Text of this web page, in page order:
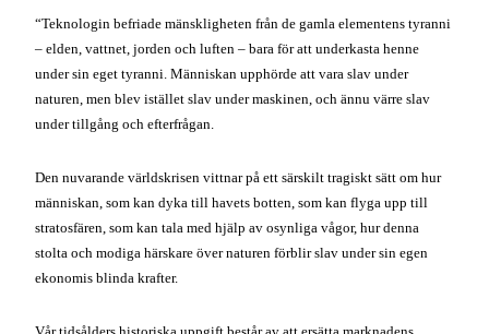
“Teknologin befriade mänskligheten från de gamla elementens tyranni
– elden, vattnet, jorden och luften – bara för att underkasta henne
under sin eget tyranni. Människan upphörde att vara slav under
naturen, men blev istället slav under maskinen, och ännu värre slav
under tillgång och efterfrågan.
Den nuvarande världskrisen vittnar på ett särskilt tragiskt sätt om hur
människan, som kan dyka till havets botten, som kan flyga upp till
stratosfären, som kan tala med hjälp av osynliga vågor, hur denna
stolta och modiga härskare över naturen förblir slav under sin egen
ekonomis blinda krafter.